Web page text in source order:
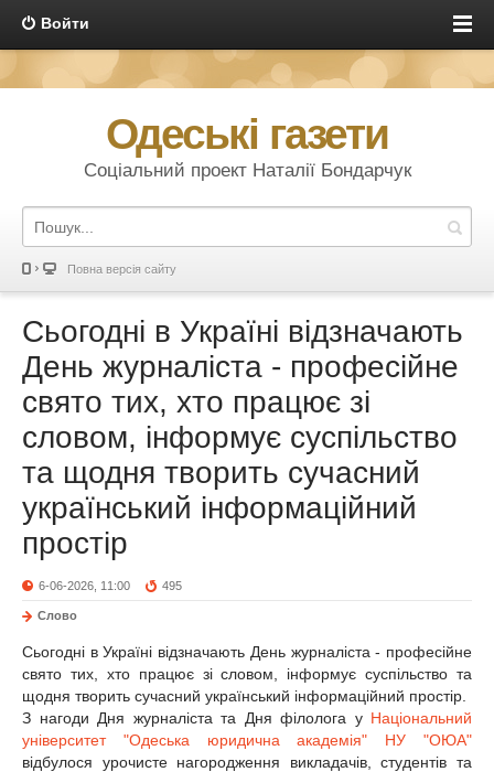
Войти
Одеські газети
Соціальний проект Наталії Бондарчук
Повна версія сайту
Сьогодні в Україні відзначають
День журналіста - професійне
свято тих, хто працює зі
словом, інформує суспільство
та щодня творить сучасний
український інформаційний
простір
6-06-2026, 11:00 495
Слово
Сьогодні в Україні відзначають День журналіста - професійне
свято тих, хто працює зі словом, інформує суспільство та
щодня творить сучасний український інформаційний простір.
З нагоди Дня журналіста та Дня філолога у Національний
університет "Одеська юридична академія" НУ "ОЮА"
відбулося урочисте нагородження викладачів, студентів та